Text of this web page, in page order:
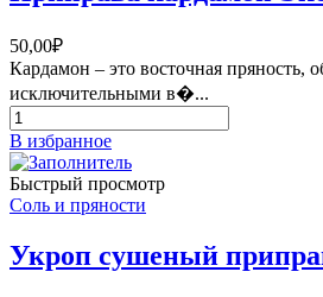
кг
50,00₽
Кардамон – это восточная пряность,
исключительными в�...
Количество
товара
Приправа
кардамон
Эко,
г
В избранное
Быстрый просмотр
Соль и пряности
Укроп сушеный